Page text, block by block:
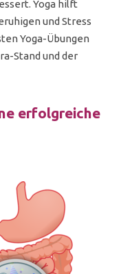
Yoga hilft
und Stress
Yoga-Übungen
Stand und der
erfolgreiche